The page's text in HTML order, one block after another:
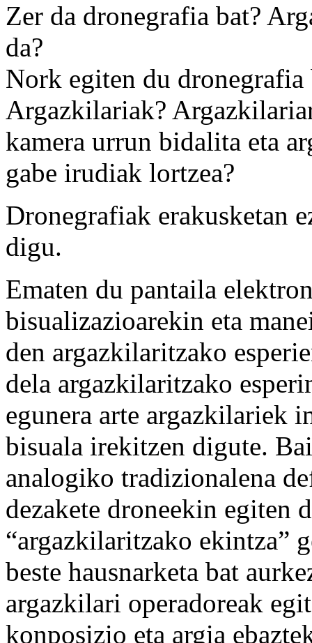
Zer da dronegrafia bat?
da?
Nork egiten du
Argazkilariak?
kamera urrun bidalita eta
gabe irudiak lortzea?
Dronegrafiak erakusketan
digu.
Ematen du pantaila
bisualizazioarekin eta
den argazkilaritzako
dela argazkilaritzako
egunera arte argazkilariek
bisuala irekitzen digute.
analogiko tradizionalena
dezakete droneekin egiten
“argazkilaritzako ekintza”
beste hausnarketa bat
argazkilari operadoreak
konposizio eta argia